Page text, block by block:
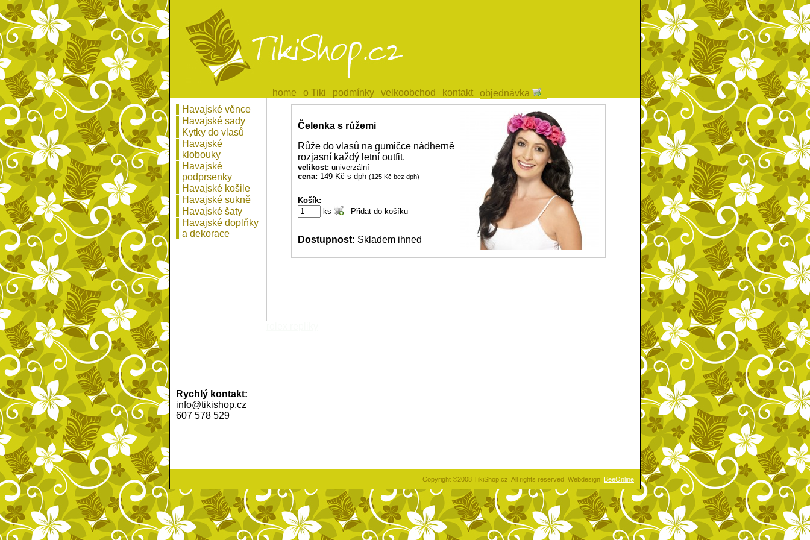
home
home o Tiki
o Tiki podmínky
podmínky velkoobchod
velkoobchod kontakt
kontakt objednávka
objednávka
Čelenka s růžemi
Růže do vlasů na gumičce nádherně
rozjasní každý letní outfit.
velikost: univerzální
cena: 149 Kč s dph (125 Kč bez dph)
Košík:
ks
Dostupnost: Skladem ihned
Havajské věnce
Havajské sady
Kytky do vlasů
Havajské
klobouky
Havajské
podprsenky
Havajské košile
Havajské sukně
Havajské šaty
Havajské doplňky
a dekorace
Rychlý kontakt:
info@tikishop.cz
607 578 529
Copyright ©2008 TikiShop.cz. All rights reserved. Webdesign: BeeOnline